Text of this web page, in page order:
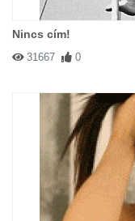
Nincs cím!
31667 0